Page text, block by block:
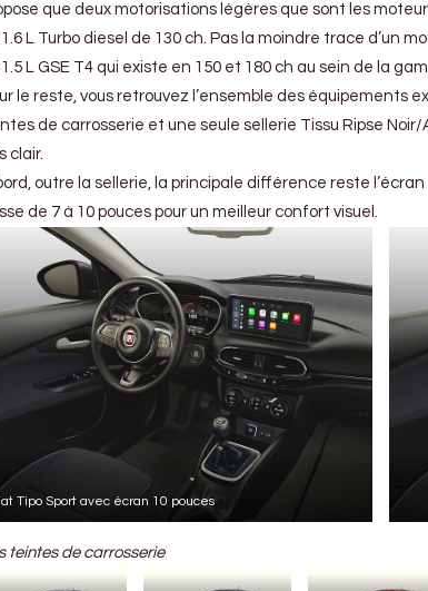
que deux motorisations légères que sont les
1.6 L Turbo diesel de 130 ch. Pas la moindre trace d’un
1.5 L GSE T4 qui existe en 150 et 180 ch au sein de la
le reste, vous retrouvez l’ensemble des équipements
de carrosserie et une seule sellerie Tissu Ripse
clair.
outre la sellerie, la principale différence reste
de 7 à 10 pouces pour un meilleur confort visuel.
Tipo Sport avec écran 10 pouces
teintes de carrosserie